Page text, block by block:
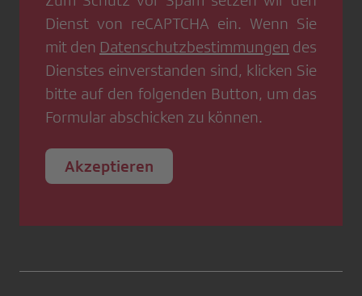
Dienst von reCAPTCHA ein. Wenn Sie
mit den Datenschutzbestimmungen des
Dienstes einverstanden sind, klicken Sie
bitte auf den folgenden Button, um das
Formular abschicken zu können.
Akzeptieren